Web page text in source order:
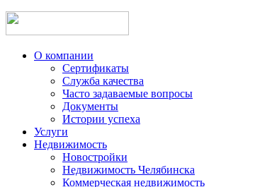
О компании
Сертификаты
Служба качества
Часто задаваемые вопросы
Документы
Истории успеха
Услуги
Недвижимость
Новостройки
Недвижимость Челябинска
Коммерческая недвижимость